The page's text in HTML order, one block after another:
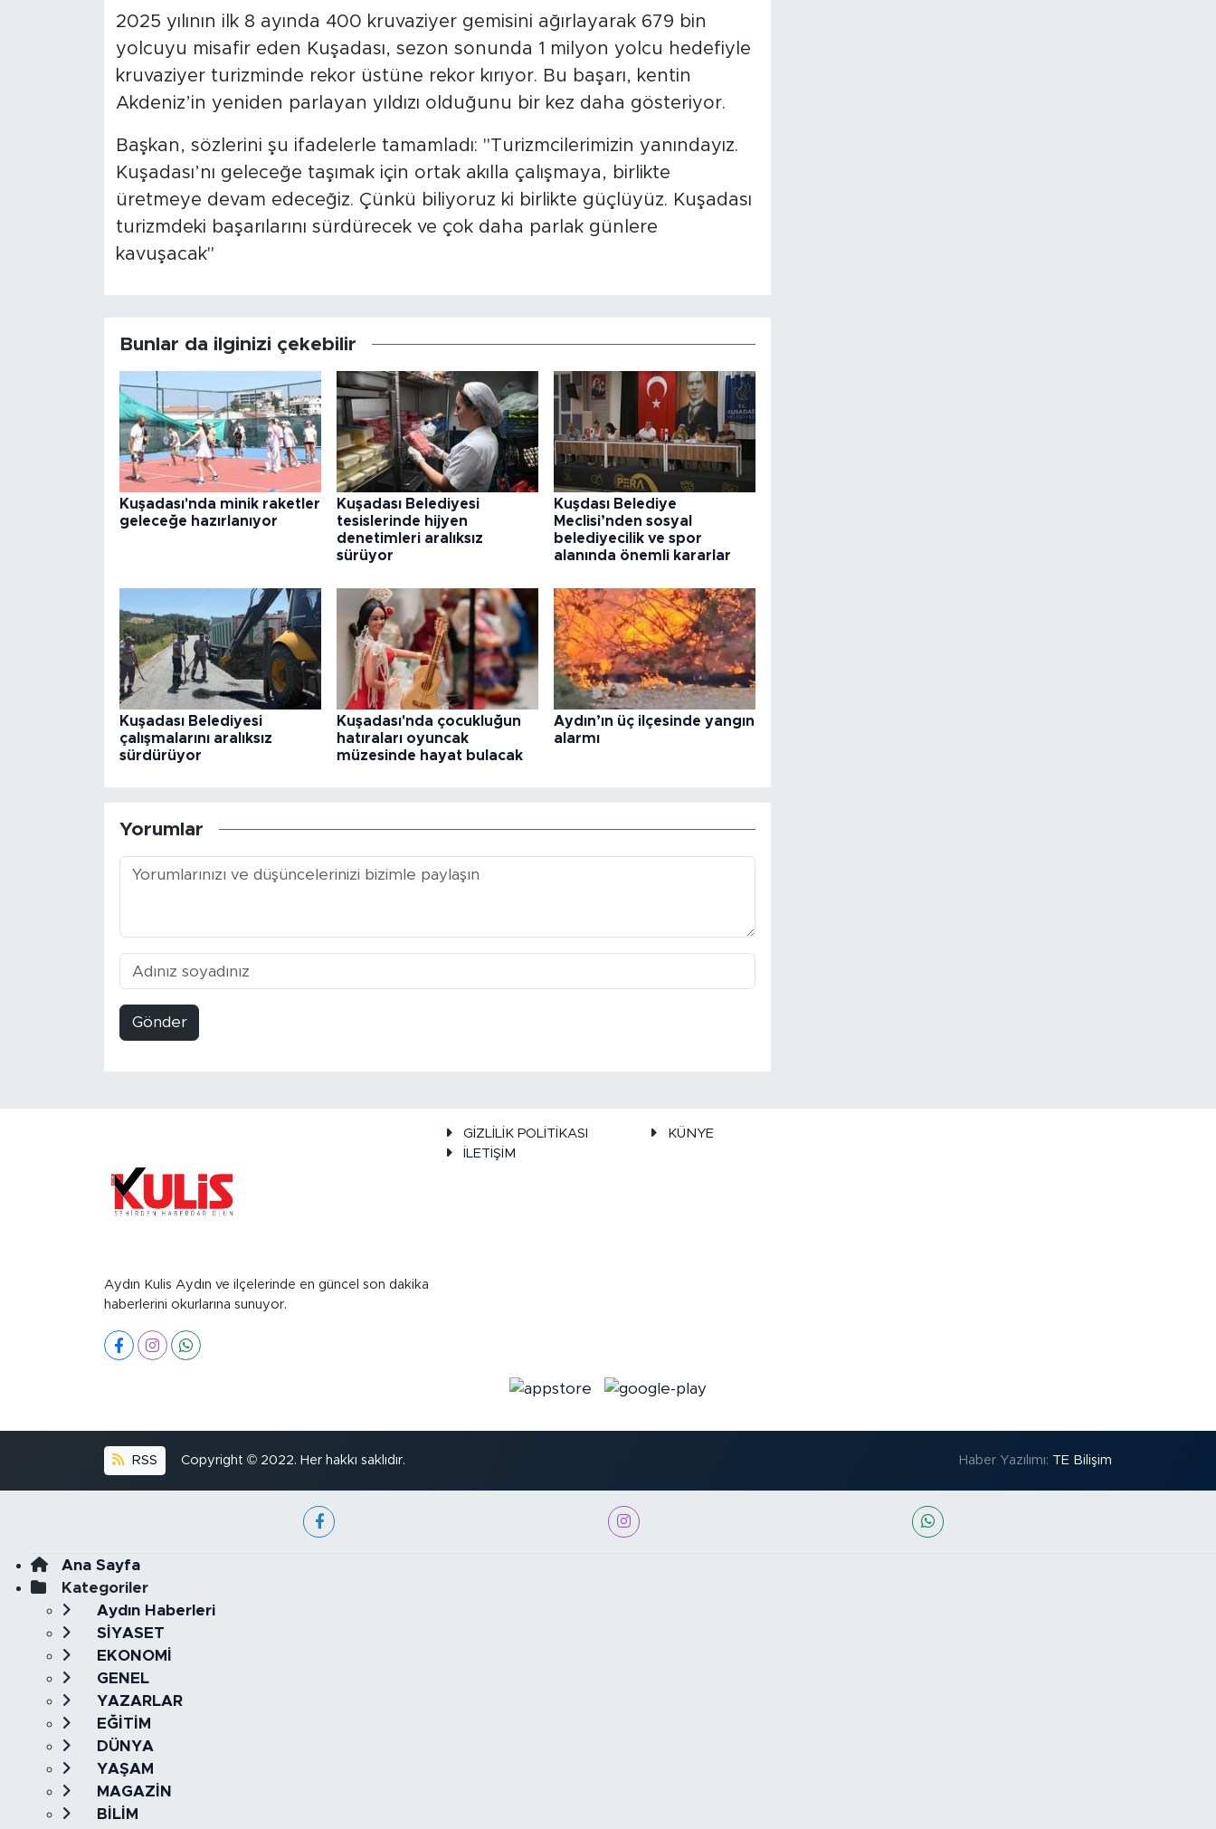
2025 yılının ilk 8 ayında 400 kruvaziyer gemisini ağırlayarak 679 bin
yolcuyu misafir eden Kuşadası, sezon sonunda 1 milyon yolcu hedefiyle
kruvaziyer turizminde rekor üstüne rekor kırıyor. Bu başarı, kentin
Akdeniz’in yeniden parlayan yıldızı olduğunu bir kez daha gösteriyor.
Başkan, sözlerini şu ifadelerle tamamladı: "Turizmcilerimizin yanındayız.
Kuşadası’nı geleceğe taşımak için ortak akılla çalışmaya, birlikte
üretmeye devam edeceğiz. Çünkü biliyoruz ki birlikte güçlüyüz. Kuşadası
turizmdeki başarılarını sürdürecek ve çok daha parlak günlere
kavuşacak"
Bunlar da ilginizi çekebilir
Kuşadası'nda minik raketler
geleceğe hazırlanıyor
Kuşadası Belediyesi
tesislerinde hijyen
denetimleri aralıksız
sürüyor
Kuşdası Belediye
Meclisi’nden sosyal
belediyecilik ve spor
alanında önemli kararlar
Kuşadası Belediyesi
çalışmalarını aralıksız
sürdürüyor
Kuşadası'nda çocukluğun
hatıraları oyuncak
müzesinde hayat bulacak
Aydın’ın üç ilçesinde yangın
alarmı
Yorumlar
Gönder
Aydın Kulis Aydın ve ilçelerinde en güncel son dakika
haberlerini okurlarına sunuyor.
GİZLİLİK POLİTİKASI
KÜNYE
İLETİŞİM
RSS Copyright © 2022. Her hakkı saklıdır. Haber Yazılımı: TE Bilişim
Ana Sayfa
Kategoriler
Aydın Haberleri
SİYASET
EKONOMİ
GENEL
YAZARLAR
EĞİTİM
DÜNYA
YAŞAM
MAGAZİN
BİLİM